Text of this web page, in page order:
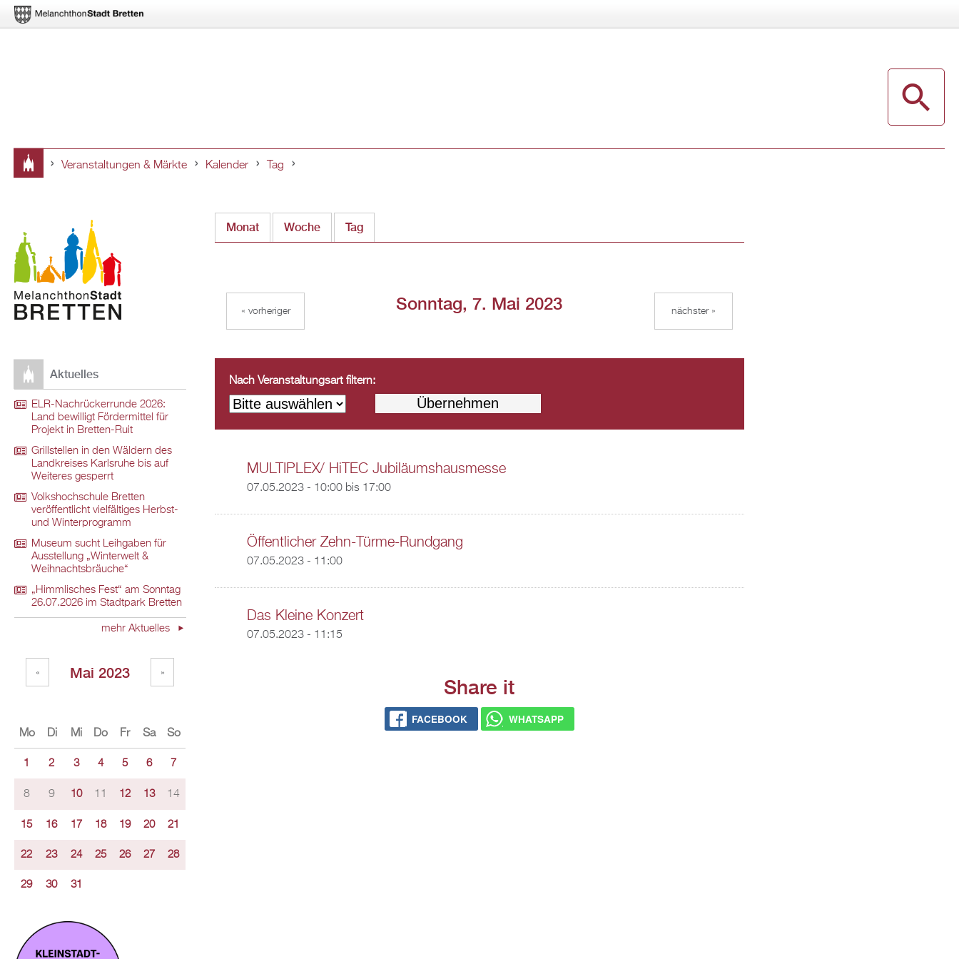
hier
Veranstaltungen & Märkte Kalender Tag
Monat Woche Tag(aktiver Reiter)
Sonntag, 7. Mai 2023
« vorheriger nächster »
Nach Veranstaltungsart filtern:
MULTIPLEX/ HiTEC Jubiläumshausmesse
07.05.2023 - 10:00bis 17:00
Öffentlicher Zehn-Türme-Rundgang
07.05.2023 - 11:00
Das Kleine Konzert
07.05.2023 - 11:15
Share it
FACEBOOK WHATSAPP
Aktuelles
ELR-Nachrückerrunde 2026:
Land bewilligt Fördermittel für
Projekt in Bretten-Ruit
Grillstellen in den Wäldern des
Landkreises Karlsruhe bis auf
Weiteres gesperrt
Volkshochschule Bretten
veröffentlicht vielfältiges Herbst-
und Winterprogramm
Museum sucht Leihgaben für
Ausstellung „Winterwelt &
Weihnachtsbräuche“
„Himmlisches Fest“ am Sonntag
26.07.2026 im Stadtpark Bretten
mehr Aktuelles
Mai 2023
« »
Mo Di Mi Do Fr Sa So
1 2 3 4 5 6 7
8 9 10 11 12 13 14
15 16 17 18 19 20 21
22 23 24 25 26 27 28
29 30 31